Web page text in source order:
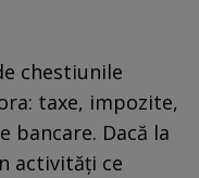
chestiunile
taxe, impozite,
Dacă la
activități ce